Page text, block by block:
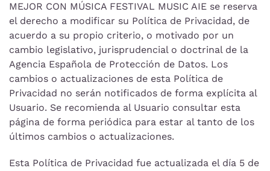
MEJOR CON MÚSICA FESTIVAL MUSIC AIE se reserva
el derecho a modificar su Política de Privacidad, de
acuerdo a su propio criterio, o motivado por un
cambio legislativo, jurisprudencial o doctrinal de la
Agencia Española de Protección de Datos. Los
cambios o actualizaciones de esta Política de
Privacidad no serán notificados de forma explícita al
Usuario. Se recomienda al Usuario consultar esta
página de forma periódica para estar al tanto de los
últimos cambios o actualizaciones.
Esta Política de Privacidad fue actualizada el día 5 de